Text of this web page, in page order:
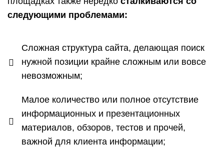
следующими проблемами:
Сложная структура сайта, делающая поиск
нужной позиции крайне сложным или вовсе
невозможным;
Малое количество или полное отсутствие
информационных и презентационных
материалов, обзоров, тестов и прочей,
важной для клиента информации;